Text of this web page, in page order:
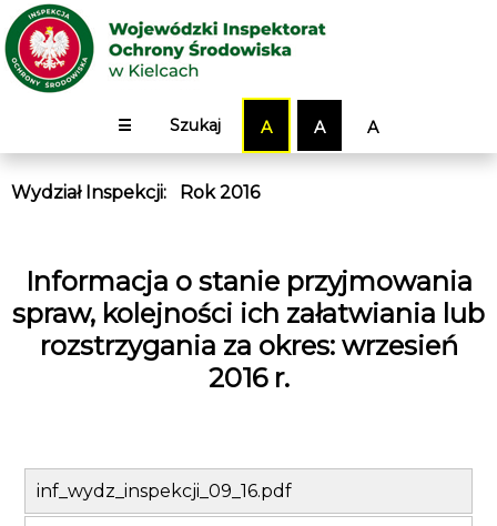
☰ Szukaj A A A
Wydział Inspekcji: Rok 2016
Informacja o stanie przyjmowania
spraw, kolejności ich załatwiania lub
rozstrzygania za okres: wrzesień
2016 r.
inf_wydz_inspekcji_09_16.pdf